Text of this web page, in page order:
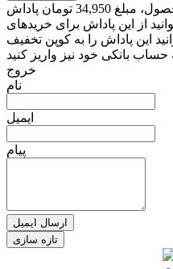
در صورت خرید 1 عدد از این محصول، مبلغ 34,950 تومان پاداش
از این پاداش برای خریدهای
این پاداش را به کوپن تخفیف
خروج
نام
ایمیل
پیام
ارسال ایمیل